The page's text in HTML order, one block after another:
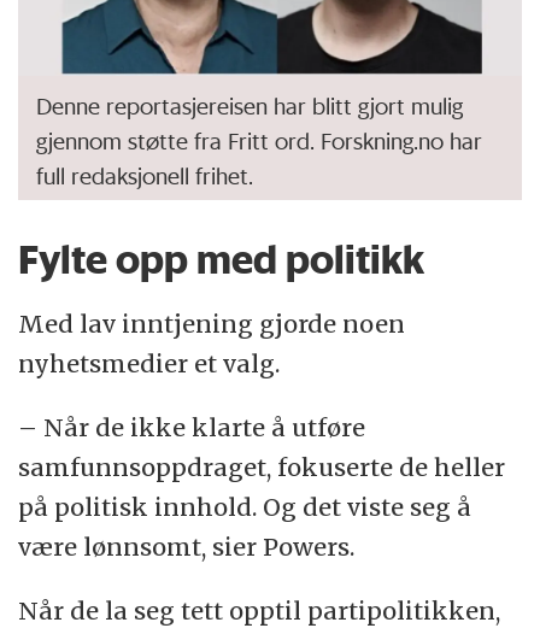
Denne reportasjereisen har blitt gjort mulig
gjennom støtte fra Fritt ord. Forskning.no har
full redaksjonell frihet.
Fylte opp med politikk
Med lav inntjening gjorde noen
nyhetsmedier et valg.
– Når de ikke klarte å utføre
samfunnsoppdraget, fokuserte de heller
på politisk innhold. Og det viste seg å
være lønnsomt, sier Powers.
Når de la seg tett opptil partipolitikken,